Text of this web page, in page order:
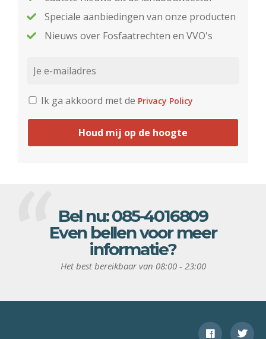
Speciale aanbiedingen van onze producten
Nieuws over Fosfaatrechten en VVO's
Ik ga akkoord met de Privacy Policy
Houd mij op de hoogte
Bel nu:085-4016809
Even bellen voor meer
informatie?
Het best bereikbaar van 08:00 - 23:00